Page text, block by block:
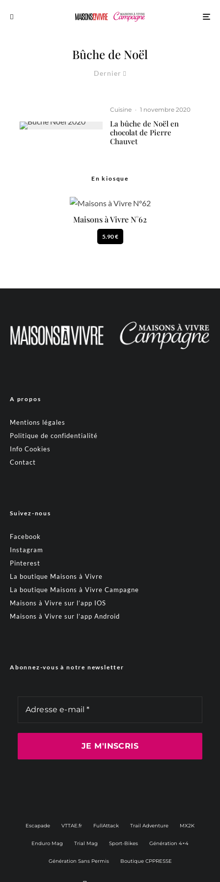
Bûche de Noël
Dernier
Cuisine · 1 novembre 2020
La bûche de Noël en
chocolat de Pierre
Chauvet
En kiosque
Maisons à Vivre N°62
5.90 €
A propos
Mentions légales
Politique de confidentialité
Info Cookies
Contact
Suivez-nous
Facebook
Instagram
Pinterest
La boutique Maisons à Vivre
La boutique Maisons à Vivre Campagne
Maisons à Vivre sur l’app IOS
Maisons à Vivre sur l’app Android
Abonnez-vous à notre newsletter
Escapade VTTAE.fr FullAttack Trail Adventure MX2K
Enduro Mag Trial Mag Sport-Bikes Génération 4×4
Génération Sans Permis Boutique CPPRESSE